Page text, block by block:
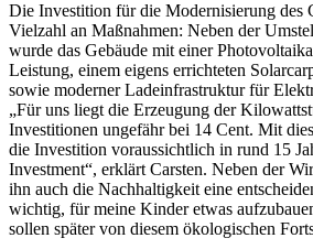
Die Investition für die Modernisierung des
Vielzahl an Maßnahmen: Neben der
wurde das Gebäude mit einer
Leistung, einem eigens errichteten
sowie moderner Ladeinfrastruktur für
„Für uns liegt die Erzeugung der
Investitionen ungefähr bei 14 Cent. Mit
die Investition voraussichtlich in rund 15
Investment“, erklärt Carsten. Neben der
ihn auch die Nachhaltigkeit eine
wichtig, für meine Kinder etwas
sollen später von diesem ökologischen